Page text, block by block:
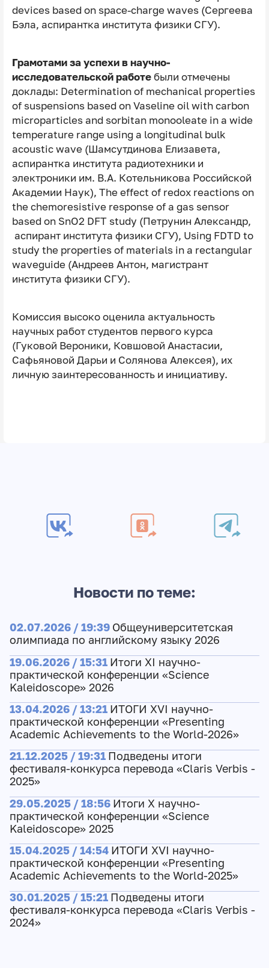
devices based on space-charge waves (Сергеева
Бэла, аспирантка института физики СГУ).
Грамотами за успехи в научно-
исследовательской работебыли отмечены
доклады: Determination of mechanical properties
of suspensions based on Vaseline oil with carbon
microparticles and sorbitan monooleate in a wide
temperature range using a longitudinal bulk
acoustic wave (Шамсутдинова Елизавета,
аспирантка института радиотехники и
электроники им. В.А. Котельникова Российской
Академии Наук), The effect of redox reactions on
the chemoresistive response of a gas sensor
based on SnO2 DFT study (Петрунин Александр,
аспирант института физики СГУ), Using FDTD to
study the properties of materials in a rectangular
waveguide (Андреев Антон, магистрант
института физики СГУ).
Комиссия высоко оценила актуальность
научных работ студентов первого курса
(Гуковой Вероники, Ковшовой Анастасии,
Сафьяновой Дарьи и Солянова Алексея), их
личную заинтересованность и инициативу.
Новости по теме:
02.07.2026 / 19:39 Общеуниверситетская
олимпиада по английскому языку 2026
19.06.2026 / 15:31 Итоги XI научно-
практической конференции «Science
Kaleidoscope» 2026
13.04.2026 / 13:21 ИТОГИ XVI научно-
практической конференции «Presenting
Academic Achievements to the World-2026»
21.12.2025 / 19:31 Подведены итоги
фестиваля-конкурса перевода «Claris Verbis -
2025»
29.05.2025 / 18:56 Итоги X научно-
практической конференции «Science
Kaleidoscope» 2025
15.04.2025 / 14:54 ИТОГИ XVI научно-
практической конференции «Presenting
Academic Achievements to the World-2025»
30.01.2025 / 15:21 Подведены итоги
фестиваля-конкурса перевода «Claris Verbis -
2024»